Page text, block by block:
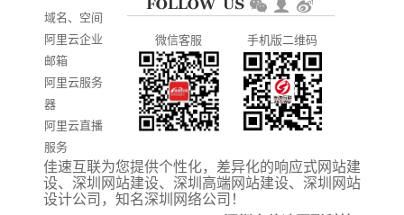
发
门户信息平
台开发
域名、空间
阿里云企业
邮箱
阿里云服务
器
阿里云直播
服务
阿里云ICP备
案
微信客服 手机版二维码
佳速互联为您提供个性化，差异化的响应式网站建
设、 深圳网站建设、 深圳高端网站建设、 深圳网站
设计公司 ，知名深圳网络公司 ！